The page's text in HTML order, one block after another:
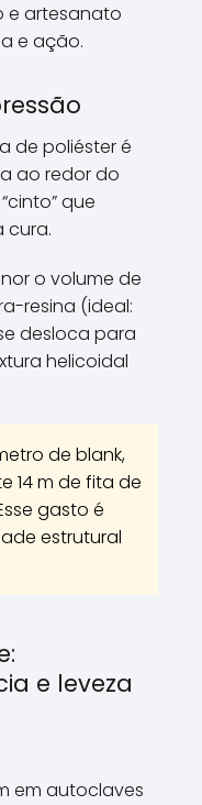
artesanato
e ação.
de poliéster é
ao redor do
que
cura.
o volume de
resina (ideal:
desloca para
helicoidal
de blank,
14 m de fita de
gasto é
estrutural
e leveza
em autoclaves